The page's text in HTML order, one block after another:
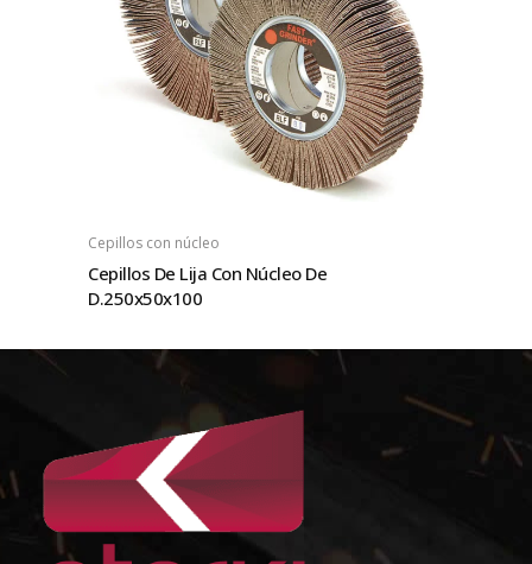
Cepillos con núcleo
Cepillos De Lija Con Núcleo De
D.250x50x100